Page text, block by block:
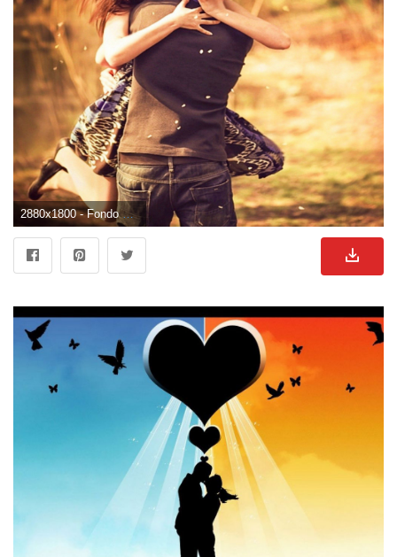
2880x1800 - Fondo de pantalla de 2880x1800. Wallpaper para escritorio de enamorados.